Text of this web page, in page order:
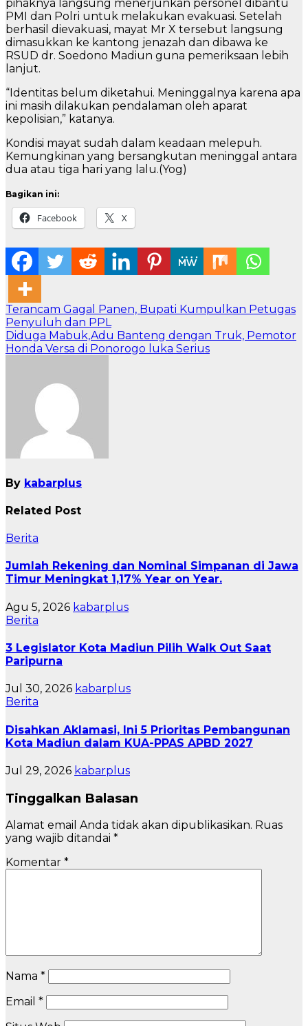
pihaknya langsung menerjunkan personel dibantu
PMI dan Polri untuk melakukan evakuasi. Setelah
berhasil dievakuasi, mayat Mr X tersebut langsung
dimasukkan ke kantong jenazah dan dibawa ke
RSUD dr. Soedono Madiun guna pemeriksaan lebih
lanjut.
“Identitas belum diketahui. Meninggalnya karena apa
ini masih dilakukan pendalaman oleh aparat
kepolisian,” katanya.
Kondisi mayat sudah dalam keadaan melepuh.
Kemungkinan yang bersangkutan meninggal antara
dua atau tiga hari yang lalu.(Yog)
Bagikan ini:
Facebook X
Navigasi
pos
Terancam Gagal Panen, Bupati Kumpulkan Petugas
Penyuluh dan PPL
Diduga Mabuk,Adu Banteng dengan Truk, Pemotor
Honda Versa di Ponorogo luka Serius
By kabarplus
Related Post
Berita
Jumlah Rekening dan Nominal Simpanan di Jawa
Timur Meningkat 1,17% Year on Year.
Agu 5, 2026 kabarplus
Berita
3 Legislator Kota Madiun Pilih Walk Out Saat
Paripurna
Jul 30, 2026 kabarplus
Berita
Disahkan Aklamasi, Ini 5 Prioritas Pembangunan
Kota Madiun dalam KUA-PPAS APBD 2027
Jul 29, 2026 kabarplus
Tinggalkan Balasan
Alamat email Anda tidak akan dipublikasikan. Ruas
yang wajib ditandai *
Komentar *
Nama *
Email *